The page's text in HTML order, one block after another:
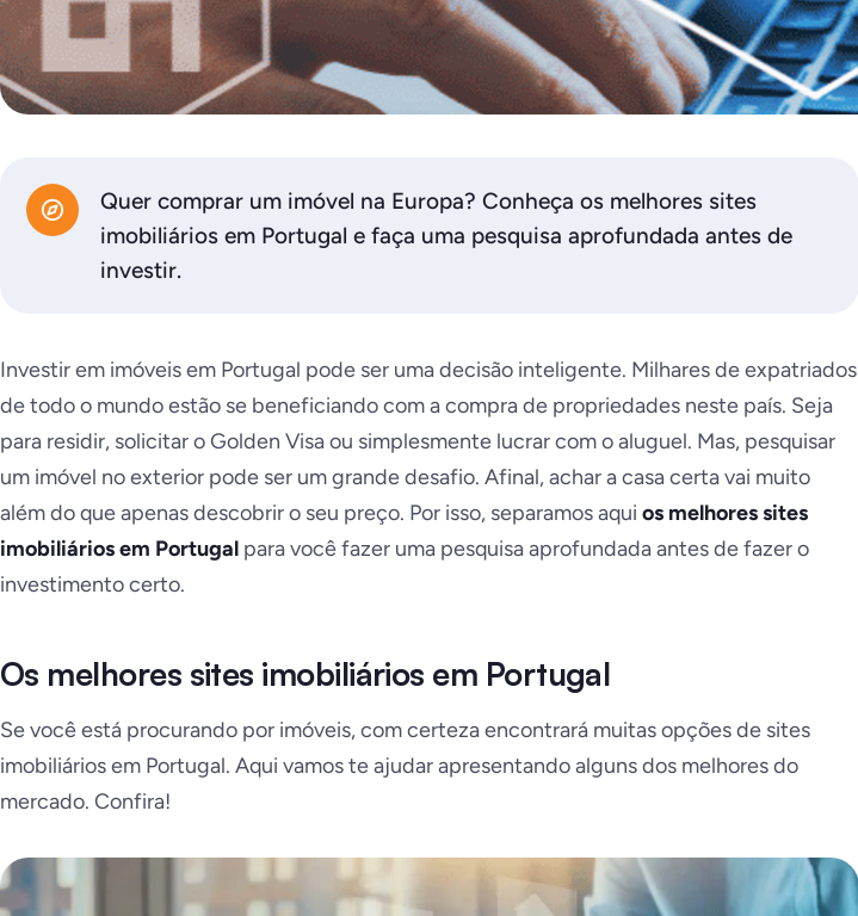
Quer comprar um imóvel na Europa? Conheça os melhores sites
imobiliários em Portugal e faça uma pesquisa aprofundada antes de
investir.
Investir em imóveis em Portugal pode ser uma decisão inteligente. Milhares de expatriados
de todo o mundo estão se beneficiando com a compra de propriedades neste país. Seja
para residir, solicitar o Golden Visa ou simplesmente lucrar com o aluguel. Mas, pesquisar
um imóvel no exterior pode ser um grande desafio. Afinal, achar a casa certa vai muito
além do que apenas descobrir o seu preço. Por isso, separamos aqui os melhores sites
imobiliários em Portugal para você fazer uma pesquisa aprofundada antes de fazer o
investimento certo.
Os melhores sites imobiliários em Portugal
Se você está procurando por imóveis, com certeza encontrará muitas opções de sites
imobiliários em Portugal. Aqui vamos te ajudar apresentando alguns dos melhores do
mercado. Confira!